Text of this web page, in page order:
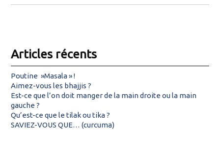
Articles récents
Poutine »Masala » !
Aimez-vous les bhajjis ?
Est-ce que l’on doit manger de la main droite ou la main
gauche ?
Qu’est-ce que le tilak ou tika ?
SAVIEZ-VOUS QUE… (curcuma)